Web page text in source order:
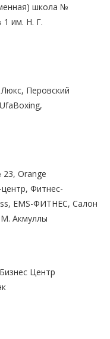
школа №
1 им. Н. Г.
Перовский
Orange
Фитнес-
EMS-ФИТНЕС, Салон
М. Акмуллы
Центр